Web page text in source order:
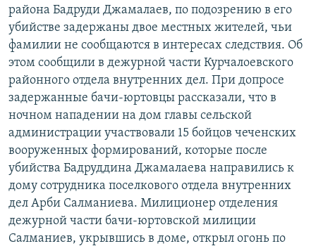
РАСПИСАНИЕ ВЕЩАНИЯ
ПОДПИШИТЕСЬ НА РАССЫЛКУ
СОЦИАЛЬНЫЕ СЕТИ
Все сайты РСЕ/РС
района Бадруди Джамалаев, по подозрению в его
убийстве задержаны двое местных жителей, чьи
фамилии не сообщаются в интересах следствия. Об
этом сообщили в дежурной части Курчалоевского
районного отдела внутренних дел. При допросе
задержанные бачи-юртовцы рассказали, что в
ночном нападении на дом главы сельской
администрации участвовали 15 бойцов чеченских
вооруженных формирований, которые после
убийства Бадруддина Джамалаева направились к
дому сотрудника поселкового отдела внутренних
дел Арби Салманиева. Милиционер отделения
дежурной части бачи-юртовской милиции
Салманиев, укрывшись в доме, открыл огонь по